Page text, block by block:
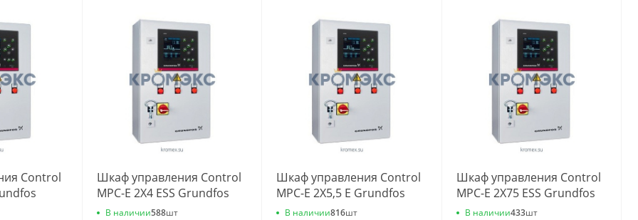
Control
Шкаф управления Control
MPC-E 2X4 ESS Grundfos
98703538
В наличии588шт
Шкаф управления Control
MPC-E 2X5,5 E Grundfos
96837955
В наличии816шт
Шкаф управления Control
MPC-E 2X75 ESS Grundfos
96944622
В наличии433шт